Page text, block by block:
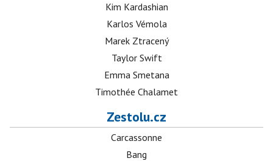
Kim Kardashian
Karlos Vémola
Marek Ztracený
Taylor Swift
Emma Smetana
Timothée Chalamet
Zestolu.cz
Carcassonne
Bang